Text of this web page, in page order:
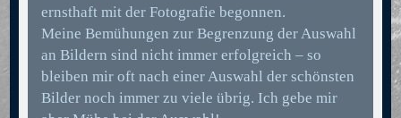
ernsthaft mit der Fotografie begonnen.
Meine Bemühungen zur Begrenzung der Auswahl
an Bildern sind nicht immer erfolgreich – so
bleiben mir oft nach einer Auswahl der schönsten
Bilder noch immer zu viele übrig. Ich gebe mir